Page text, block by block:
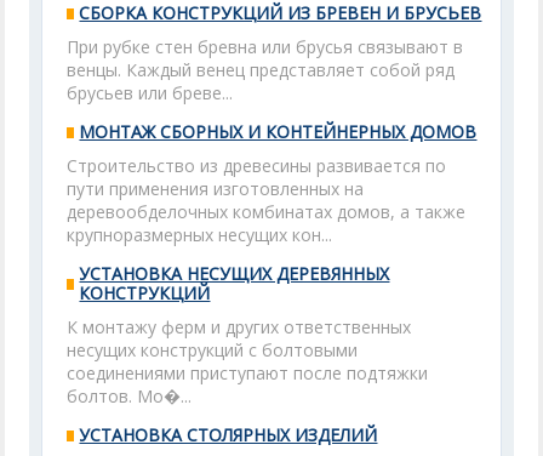
СБОРКА КОНСТРУКЦИЙ ИЗ БРЕВЕН И БРУСЬЕВ
При рубке стен бревна или брусья связывают в
венцы. Каждый венец представляет собой ряд
брусьев или бреве...
МОНТАЖ СБОРНЫХ И КОНТЕЙНЕРНЫХ ДОМОВ
Строительство из древесины развивается по
пути применения изготовленных на
деревообделочных комбинатах домов, а также
крупноразмерных несущих кон...
УСТАНОВКА НЕСУЩИХ ДЕРЕВЯННЫХ
КОНСТРУКЦИЙ
К монтажу ферм и других ответственных
несущих конструкций с болтовыми
соединениями приступают после подтяжки
болтов. Мо�...
УСТАНОВКА СТОЛЯРНЫХ ИЗДЕЛИЙ